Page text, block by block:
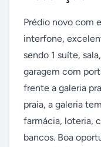
Prédio novo com
interfone,
sendo 1 suíte,
garagem com
frente a galeria
praia, a galeria
farmácia, loteria,
bancos. Boa